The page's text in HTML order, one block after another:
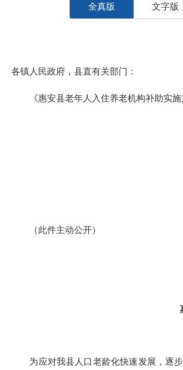
全真版 文字版
各镇人民政府，县直有关部门：
《惠安县老年人入住养老机构补助实施
（此件主动公开）
为应对我县人口老龄化快速发展，逐步